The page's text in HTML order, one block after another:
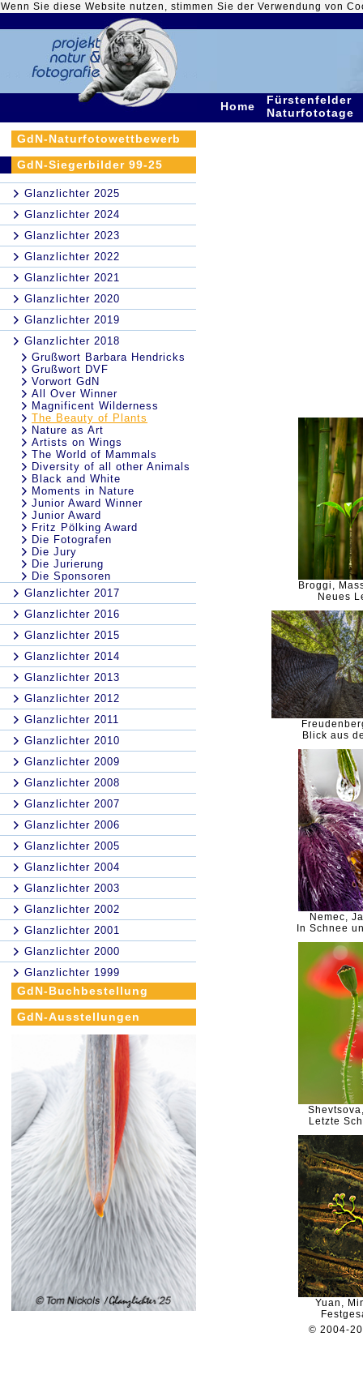
Wenn Sie diese Website nutzen, stimmen Sie der Verwendung von
Home
Fürstenfelder
Naturfototage
GdN-Naturfotowettbewerb
GdN-Siegerbilder 99-25
Glanzlichter 2025
Glanzlichter 2024
Glanzlichter 2023
Glanzlichter 2022
Glanzlichter 2021
Glanzlichter 2020
Glanzlichter 2019
Glanzlichter 2018
Grußwort Barbara Hendricks
Grußwort DVF
Vorwort GdN
All Over Winner
Magnificent Wilderness
The Beauty of Plants
Nature as Art
Artists on Wings
The World of Mammals
Diversity of all other Animals
Black and White
Moments in Nature
Junior Award Winner
Junior Award
Fritz Pölking Award
Die Fotografen
Die Jury
Die Jurierung
Die Sponsoren
Glanzlichter 2017
Glanzlichter 2016
Glanzlichter 2015
Glanzlichter 2014
Glanzlichter 2013
Glanzlichter 2012
Glanzlichter 2011
Glanzlichter 2010
Glanzlichter 2009
Glanzlichter 2008
Glanzlichter 2007
Glanzlichter 2006
Glanzlichter 2005
Glanzlichter 2004
Glanzlichter 2003
Glanzlichter 2002
Glanzlichter 2001
Glanzlichter 2000
Glanzlichter 1999
GdN-Buchbestellung
GdN-Ausstellungen
Broggi,
Neues
Blick aus
Nemec,
In Schnee
Letzte
Yuan,
© 2004-